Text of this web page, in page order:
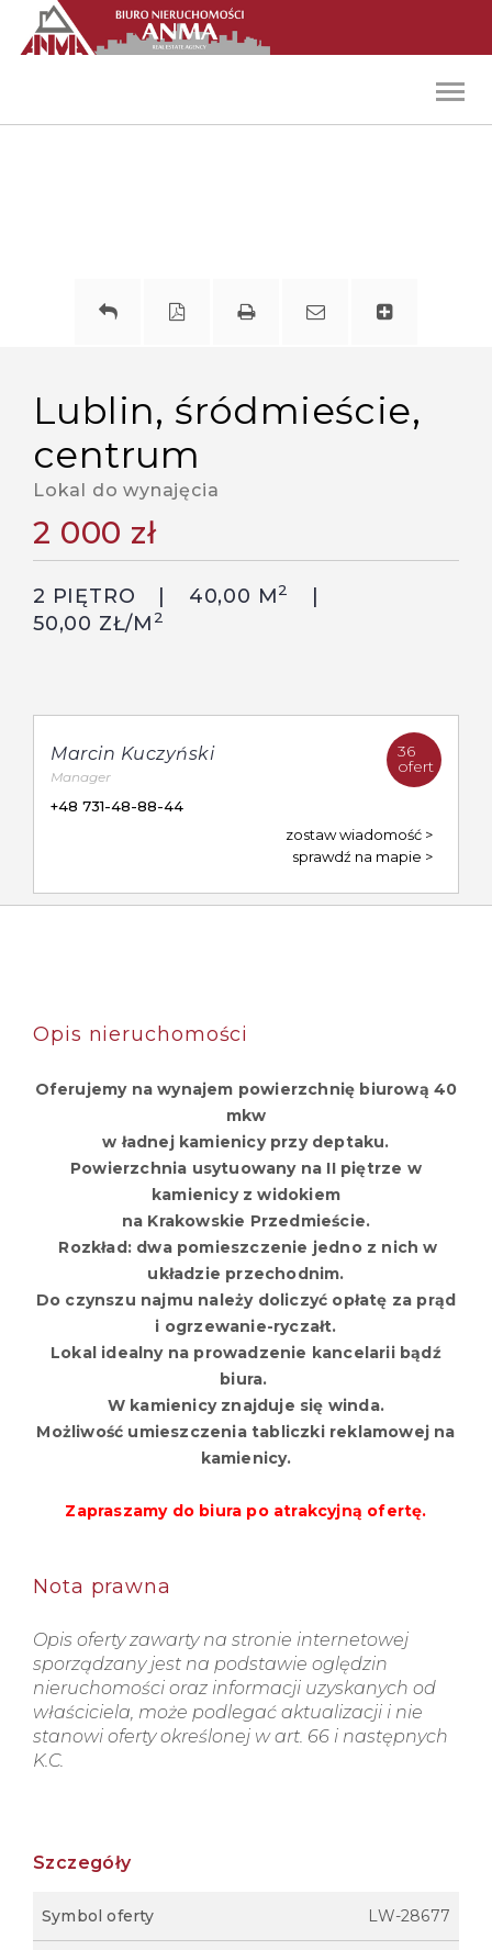
lublin, śródmieście,
centrum
Lokal do wynajęcia
2 000 zł
2 PIĘTRO 40,00 M2
50,00 ZŁ/M 2
36
ofert
Marcin Kuczyński
Manager
+48 731-48-88-44
zostaw wiadomość
sprawdź na mapie
Opis nieruchomości
Oferujemy na wynajem powierzchnię biurową 40
mkw
w ładnej kamienicy przy deptaku.
Powierzchnia usytuowany na II piętrze w
kamienicy z widokiem
na Krakowskie Przedmieście.
Rozkład: dwa pomieszczenie jedno z nich w
układzie przechodnim.
Do czynszu najmu należy doliczyć opłatę za prąd
i ogrzewanie-ryczałt.
Lokal idealny na prowadzenie kancelarii bądź
biura.
W kamienicy znajduje się winda.
Możliwość umieszczenia tabliczki reklamowej na
kamienicy.
Zapraszamy do biura po atrakcyjną ofertę.
Nota prawna
Opis oferty zawarty na stronie internetowej
sporządzany jest na podstawie oględzin
nieruchomości oraz informacji uzyskanych od
właściciela, może podlegać aktualizacji i nie
stanowi oferty określonej w art. 66 i następnych
K.C.
Szczegóły
Symbol oferty LW-28677